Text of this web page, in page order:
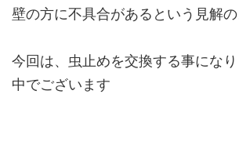
壁の方に不具合があるという見解
今回は、虫止めを交換する事にな
中でございます